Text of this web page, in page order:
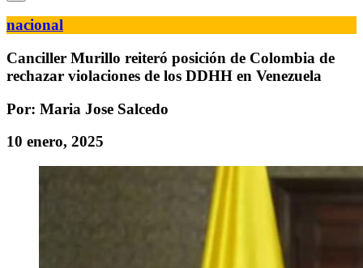
nacional
Canciller Murillo reiteró posición de Colombia de
rechazar violaciones de los DDHH en Venezuela
Por: Maria Jose Salcedo
10 enero, 2025